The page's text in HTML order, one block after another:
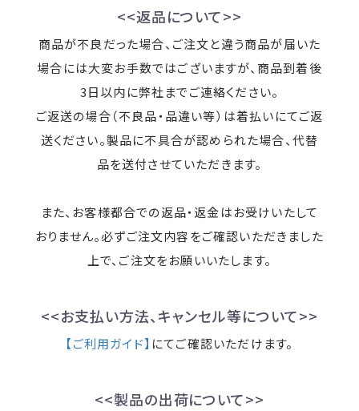
<<返品について>>
商品が不良だった場合、ご注文と違う商品が届いた
場合には大変お手数ではございますが、商品到着後
3日以内に弊社までご連絡ください。
ご返送の場合（不良品・品違い等）は着払いにてご返
送ください。製品に不具合が認められた場合、代替
品を送付させていただきます。
また、お客様都合での返品・返金はお受けいたして
おりません。必ずご注文内容をご確認いただきました
上で、ご注文をお願いいたします。
<<お支払い方法、キャンセル等について>>
【ご利用ガイド】 にてご確認いただけます。
<<製品の出荷について>>